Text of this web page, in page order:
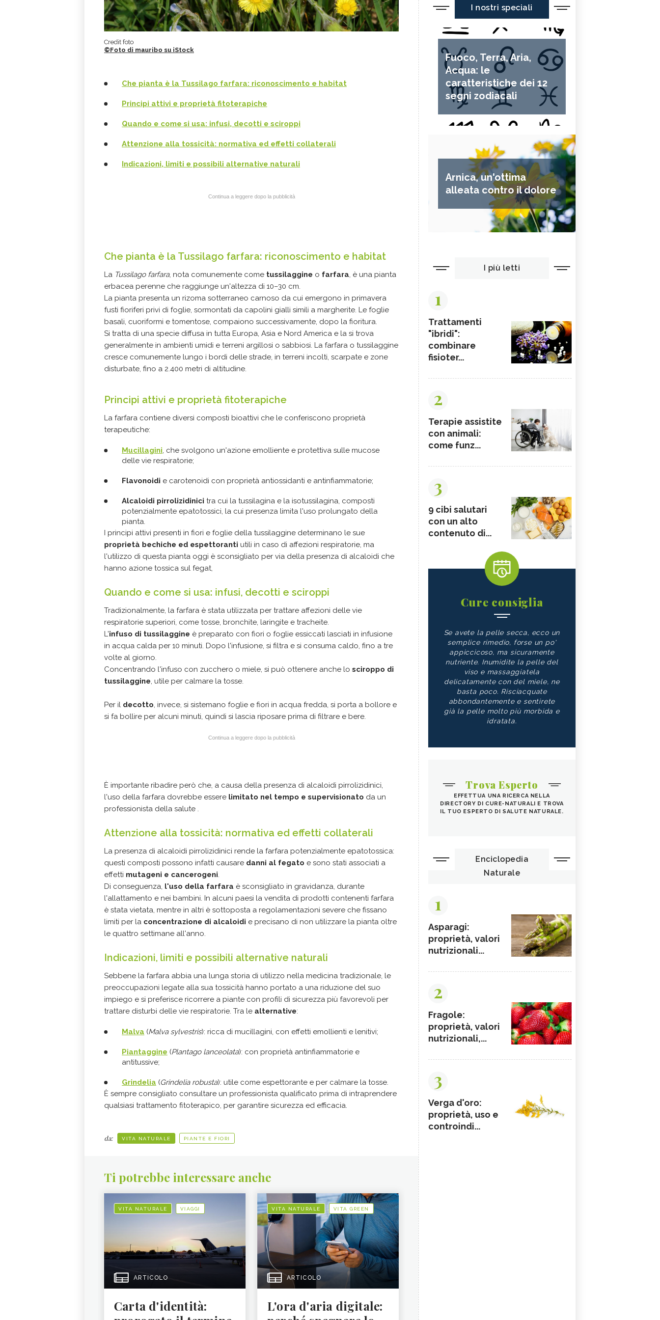
Credit foto
©Foto di mauribo su iStock
Che pianta è la Tussilago farfara: riconoscimento e habitat
Principi attivi e proprietà fitoterapiche
Quando e come si usa: infusi, decotti e sciroppi
Attenzione alla tossicità: normativa ed effetti collaterali
Indicazioni, limiti e possibili alternative naturali
Continua a leggere dopo la pubblicità
Che pianta è la Tussilago farfara: riconoscimento e habitat
La Tussilago farfara, nota comunemente come tussilaggine o farfara, è una pianta
erbacea perenne che raggiunge un'altezza di 10–30 cm.
La pianta presenta un rizoma sotterraneo carnoso da cui emergono in primavera
fusti fioriferi privi di foglie, sormontati da capolini gialli simili a margherite. Le foglie
basali, cuoriformi e tomentose, compaiono successivamente, dopo la fioritura.
Si tratta di una specie diffusa in tutta Europa, Asia e Nord America e la si trova
generalmente in ambienti umidi e terreni argillosi o sabbiosi. La farfara o tussilaggine
cresce comunemente lungo i bordi delle strade, in terreni incolti, scarpate e zone
disturbate, fino a 2.400 metri di altitudine.
Principi attivi e proprietà fitoterapiche
La farfara contiene diversi composti bioattivi che le conferiscono proprietà
terapeutiche:
Mucillagini, che svolgono un'azione emolliente e protettiva sulle mucose
delle vie respiratorie;
Flavonoidi e carotenoidi con proprietà antiossidanti e antinfiammatorie;
Alcaloidi pirrolizidinici tra cui la tussilagina e la isotussilagina, composti
potenzialmente epatotossici, la cui presenza limita l'uso prolungato della
pianta.
I principi attivi presenti in fiori e foglie della tussilaggine determinano le sue
proprietà bechiche ed espettoranti utili in caso di affezioni respiratorie, ma
l'utilizzo di questa pianta oggi è sconsigliato per via della presenza di alcaloidi che
hanno azione tossica sul fegat,
Quando e come si usa: infusi, decotti e sciroppi
Tradizionalmente, la farfara è stata utilizzata per trattare affezioni delle vie
respiratorie superiori, come tosse, bronchite, laringite e tracheite.
L'infuso di tussilaggine è preparato con fiori o foglie essiccati lasciati in infusione
in acqua calda per 10 minuti. Dopo l'infusione, si filtra e si consuma caldo, fino a tre
volte al giorno.
Concentrando l'infuso con zucchero o miele, si può ottenere anche lo sciroppo di
tussilaggine, utile per calmare la tosse.
Per il decotto, invece, si sistemano foglie e fiori in acqua fredda, si porta a bollore e
si fa bollire per alcuni minuti, quindi si lascia riposare prima di filtrare e bere.
Continua a leggere dopo la pubblicità
È importante ribadire però che, a causa della presenza di alcaloidi pirrolizidinici,
l'uso della farfara dovrebbe essere limitato nel tempo e supervisionato da un
professionista della salute .
Attenzione alla tossicità: normativa ed effetti collaterali
La presenza di alcaloidi pirrolizidinici rende la farfara potenzialmente epatotossica:
questi composti possono infatti causare danni al fegato e sono stati associati a
effetti mutageni e cancerogeni.
Di conseguenza, l'uso della farfara è sconsigliato in gravidanza, durante
l'allattamento e nei bambini. In alcuni paesi la vendita di prodotti contenenti farfara
è stata vietata, mentre in altri è sottoposta a regolamentazioni severe che fissano
limiti per la concentrazione di alcaloidi e precisano di non utilizzare la pianta oltre
le quattro settimane all'anno.
Indicazioni, limiti e possibili alternative naturali
Sebbene la farfara abbia una lunga storia di utilizzo nella medicina tradizionale, le
preoccupazioni legate alla sua tossicità hanno portato a una riduzione del suo
impiego e si preferisce ricorrere a piante con profili di sicurezza più favorevoli per
trattare disturbi delle vie respiratorie. Tra le alternative:
Malva (Malva sylvestris): ricca di mucillagini, con effetti emollienti e lenitivi;
Piantaggine (Plantago lanceolata): con proprietà antinfiammatorie e
antitussive;
Grindelia (Grindelia robusta): utile come espettorante e per calmare la tosse.
È sempre consigliato consultare un professionista qualificato prima di intraprendere
qualsiasi trattamento fitoterapico, per garantire sicurezza ed efficacia.
da: VITA NATURALE PIANTE E FIORI
Ti potrebbe interessare anche
VITA NATURALE VIAGGI
ARTICOLO
Carta d'identità:
VITA NATURALE VITA GREEN
ARTICOLO
L'ora d'aria digitale:
I nostri speciali
Fuoco, Terra, Aria,
Acqua: le
caratteristiche dei 12
segni zodiacali
Arnica, un'ottima
alleata contro il dolore
I più letti
1
Trattamenti
"ibridi":
combinare
fisioter...
2
Terapie assistite
con animali:
come funz...
3
9 cibi salutari
con un alto
contenuto di...
Cure consiglia
Se avete la pelle secca, ecco un
semplice rimedio, forse un po'
appiccicoso, ma sicuramente
nutriente. Inumidite la pelle del
viso e massaggiatela
delicatamente con del miele, ne
basta poco. Risciacquate
abbondantemente e sentirete
già la pelle molto più morbida e
idratata.
Trova Esperto
EFFETTUA UNA RICERCA NELLA
DIRECTORY DI CURE-NATURALI E TROVA
IL TUO ESPERTO DI SALUTE NATURALE.
Enciclopedia
Naturale
1
Asparagi:
proprietà, valori
nutrizionali...
2
Fragole:
proprietà, valori
nutrizionali,...
3
Verga d'oro:
proprietà, uso e
controindi...